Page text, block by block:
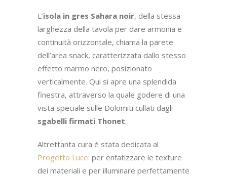
MATERIALI, TEXTURE E
VOLUMI CREA UNA CUCINA
UNICA
La dining room è il risultato di un continuo
gioco di proporzione e collocazione
nell’ambiente tra gres, rovere e gesso. La
raffinata amalgama di elementi, in perfetto
equilibrio tra loro, è stata studiata proprio
per generare uno spazio aperto,
Laboiserie in gessoazzurro ceruleo di
Gypsum trova il suo naturale bilanciamento